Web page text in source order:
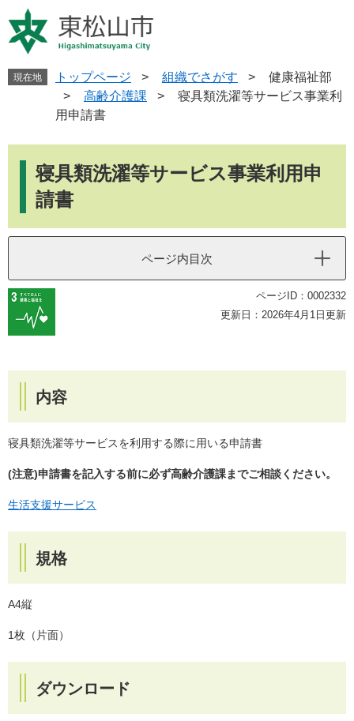
ー
ジ
ニ
ュ
現在地 トップページ > 組織でさがす >
健康福祉部
>
高齢介護課 >
寝具類洗濯等サービス事業利
用申請書
寝具類洗濯等サービス事業利用申
請書
ページ内目次
ページID：0002332
更新日：2026年4月1日更新
内容
寝具類洗濯等サービスを利用する際に用いる申請書
(注意)申請書を記入する前に必ず高齢介護課までご相談ください。
生活支援サービス
規格
A4縦
1枚（片面）
ダウンロード